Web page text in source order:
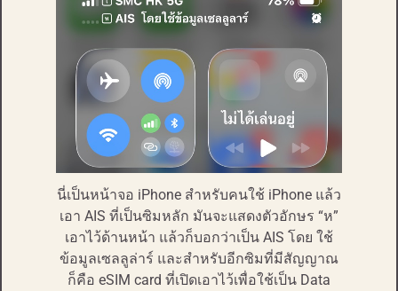
นี่เป็นหน้าจอ iPhone สำหรับคนใช้ iPhone แล้ว
เอา AIS ที่เป็นซิมหลัก มันจะแสดงตัวอักษร “ห”
เอาไว้ด้านหน้า แล้วก็บอกว่าเป็น AIS โดย ใช้
ข้อมูลเซลลูล่าร์ และสำหรับอีกซิมที่มีสัญญาณ
ก็คือ eSIM card ที่เปิดเอาไว้เพื่อใช้เป็น Data